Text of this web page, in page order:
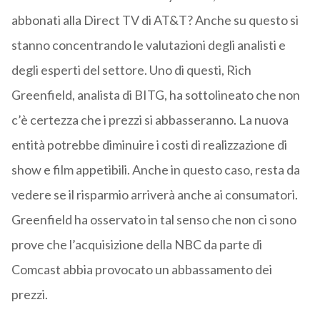
abbonati alla Direct TV di AT&T? Anche su questo si
stanno concentrando le valutazioni degli analisti e
degli esperti del settore. Uno di questi, Rich
Greenfield, analista di BITG, ha sottolineato che non
c’è certezza che i prezzi si abbasseranno. La nuova
entità potrebbe diminuire i costi di realizzazione di
show e film appetibili. Anche in questo caso, resta da
vedere se il risparmio arriverà anche ai consumatori.
Greenfield ha osservato in tal senso che non ci sono
prove che l’acquisizione della NBC da parte di
Comcast abbia provocato un abbassamento dei
prezzi.